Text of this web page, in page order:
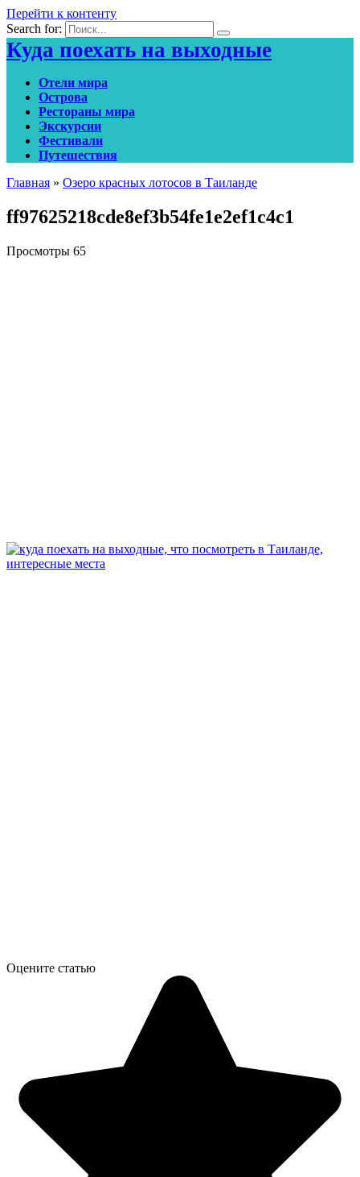
Перейти к контенту
Search for:
Куда поехать на выходные
Отели мира
Острова
Рестораны мира
Экскурсии
Фестивали
Путешествия
Главная » Озеро красных лотосов в Таиланде
ff97625218cde8ef3b54fe1e2ef1c4c1
Просмотры 65
Оцените статью